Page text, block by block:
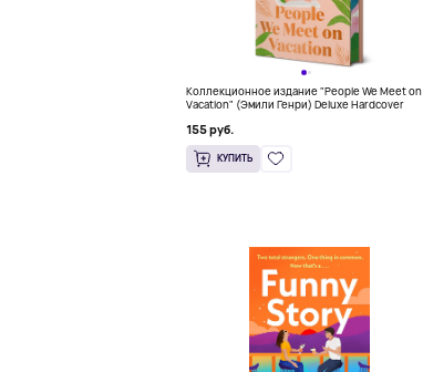
Коллекционное издание "People We Meet on
Vacation" (Эмили Генри) Deluxe Hardcover
155 руб.
КУПИТЬ